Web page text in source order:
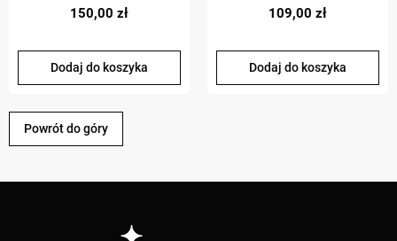
150,00 zł
Dodaj do koszyka
WYCIERACZKA
109,00 zł
Dodaj do koszyka
Powrót do góry